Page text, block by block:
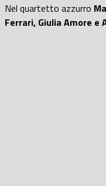
Nel quartetto azzurro
Ferrari, Giulia Amore e